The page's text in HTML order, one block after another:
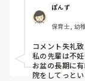
ぽんず
保育士, 幼
コメント失礼
私の先輩は不
お盆の長期に
院をしてっと